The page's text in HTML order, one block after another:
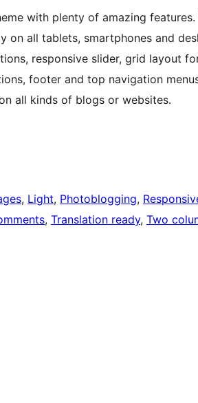
with plenty of amazing
on all tablets, smartphones and
responsive slider, grid layout
footer and top navigation
all kinds of blogs or websites.
, Light, Photoblogging,
, Translation ready, Two